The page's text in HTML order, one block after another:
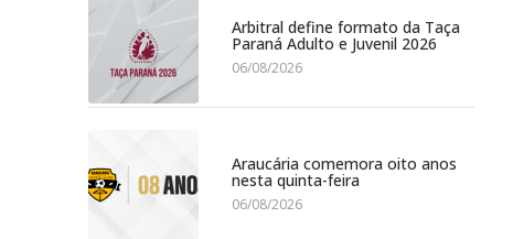
Arbitral define formato da Taça
Paraná Adulto e Juvenil 2026
06/08/2026
Araucária comemora oito anos
nesta quinta-feira
06/08/2026